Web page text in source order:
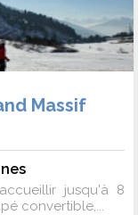
Massif
jusqu'à 8
convertible,...